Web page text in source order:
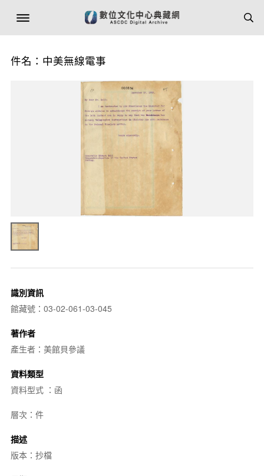
件名：中美無線電事
識別資訊
館藏號：03-02-061-03-045
著作者
產生者：美館貝參議
資料類型
資料型式 ：函
層次：件
描述
版本：抄檔